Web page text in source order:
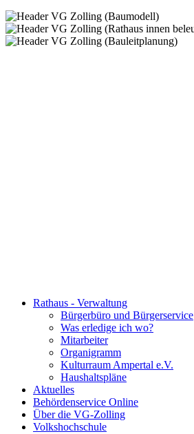
Rathaus - Verwaltung
Bürgerbüro und Bürgerservice
Was erledige ich wo?
Mitarbeiter
Organigramm
Kulturraum Ampertal e.V.
Haushaltspläne
Aktuelles
Behördenservice Online
Über die VG-Zolling
Volkshochschule